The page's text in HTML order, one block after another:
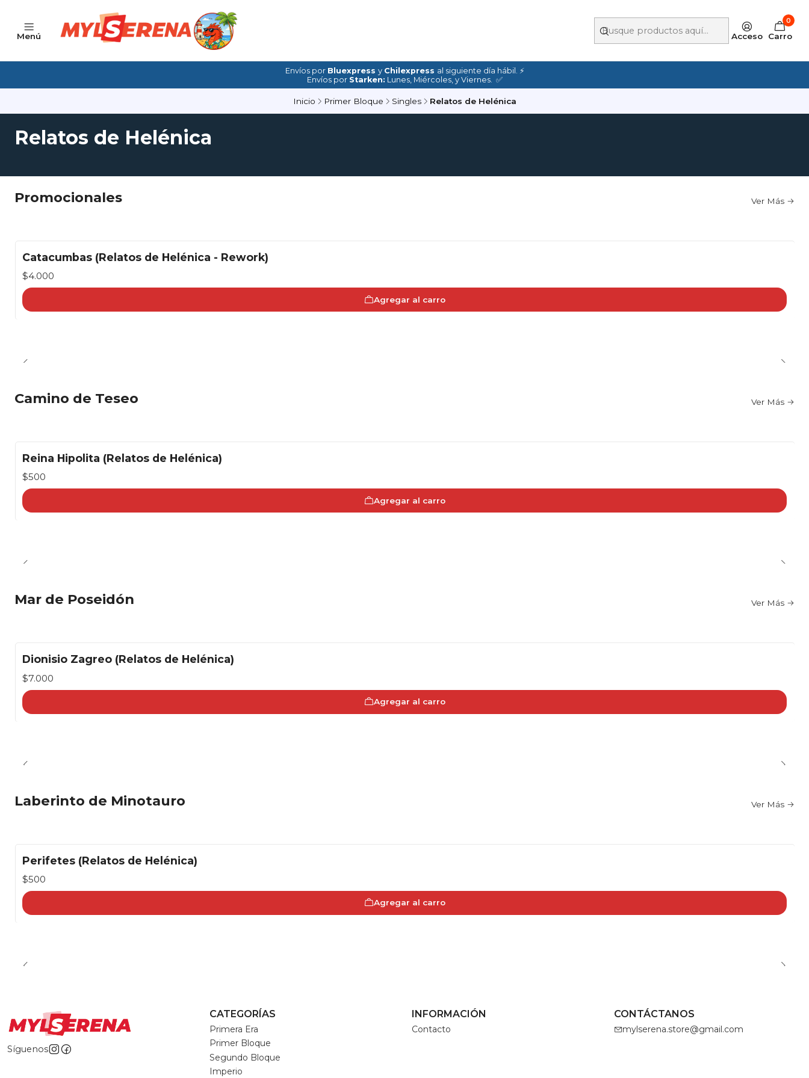
Menú Acceso
0
Carro
Envíos por Bluexpress y Chilexpress al siguiente día hábil. ⚡
Envíos por Starken: Lunes, Miércoles, y Viernes. ✅
Inicio Primer Bloque Singles Relatos de Helénica
Relatos de Helénica
Promocionales Ver Más
Catacumbas (Relatos de Helénica - Rework)
$4.000
Agregar al carro
Camino de Teseo Ver Más
Reina Hipolita (Relatos de Helénica)
$500
Agregar al carro
Mar de Poseidón Ver Más
Dionisio Zagreo (Relatos de Helénica)
$7.000
Agregar al carro
Laberinto de Minotauro Ver Más
Perifetes (Relatos de Helénica)
$500
Agregar al carro
Síguenos
CATEGORÍAS
Primera Era
Primer Bloque
Segundo Bloque
Imperio
INFORMACIÓN
Contacto
CONTÁCTANOS
mylserena.store@gmail.com